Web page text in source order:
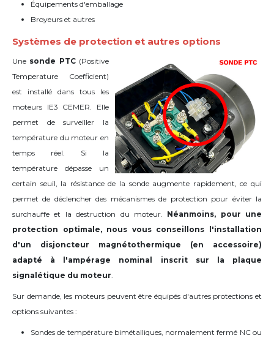
Équipements d'emballage
Broyeurs et autres
Systèmes de protection et autres options
Une sonde PTC(Positive
Temperature Coefficient)
est installé dans tous les
moteurs IE3 CEMER. Elle
permet de surveiller la
température du moteur en
temps réel. Si la
température dépasse un
certain seuil, la résistance de la sonde augmente rapidement, ce qui
permet de déclencher des mécanismes de protection pour éviter la
surchauffe et la destruction du moteur. Néanmoins, pour une
protection optimale, nous vous conseillons l'installation
d'un disjoncteur magnétothermique (en accessoire)
adapté à l'ampérage nominal inscrit sur la plaque
signalétique du moteur.
Sur demande, les moteurs peuvent être équipés d'autres protections et
options suivantes :
Sondes de température bimétalliques, normalement fermé NC ou